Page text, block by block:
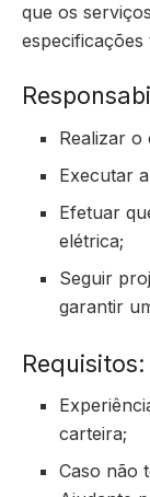
que os
Realizar o
Executar
Efetuar
elétrica;
Seguir
garantir
Requisitos:
carteira;
Caso não